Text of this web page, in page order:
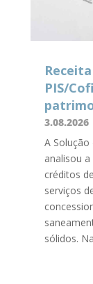
PIS/
3.08.2026
A Solução
analisou
créditos
serviços
sólidos.